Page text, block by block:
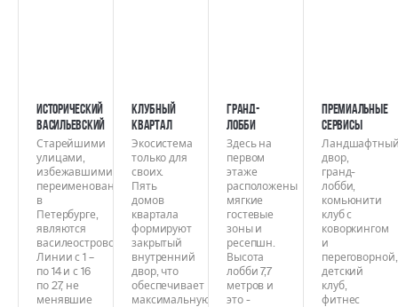
Исторический
Васильевский
Старейшими
улицами,
избежавшими
переименований
в
Петербурге,
являются
василеостровские
Линии с 1 –
по 14 и с 16
по 27, не
менявшие
Клубный
квартал
Экосистема
только для
своих.
Пять
домов
квартала
формируют
закрытый
внутренний
двор, что
обеспечивает
максимальную
Гранд-
лобби
Здесь на
первом
этаже
расположены
мягкие
гостевые
зоны и
ресепшн.
Высота
лобби 7,7
метров и
это -
Премиальные
сервисы
двор,
гранд-
лобби,
комьюнити
клуб с
коворкингом
и
переговорной,
детский
клуб,
фитнес